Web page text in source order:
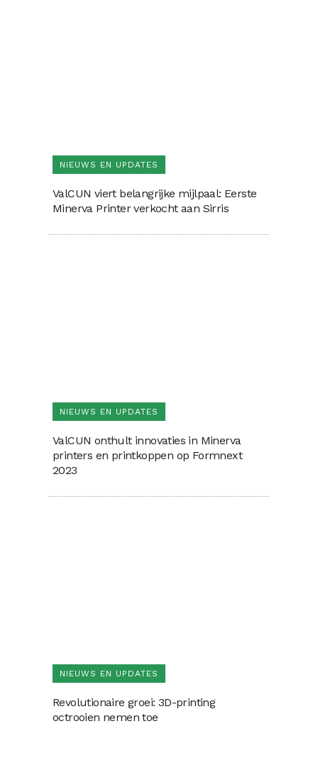
NIEUWS EN UPDATES
ValCUN viert belangrijke mijlpaal: Eerste
Minerva Printer verkocht aan Sirris
NIEUWS EN UPDATES
ValCUN onthult innovaties in Minerva
printers en printkoppen op Formnext
2023
NIEUWS EN UPDATES
Revolutionaire groei: 3D-printing
octrooien nemen toe